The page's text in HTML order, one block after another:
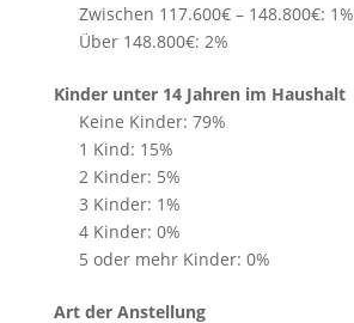
Zwischen 117.600€ – 148.800€: 1%
Über 148.800€: 2%
Kinder unter 14 Jahren im Haushalt
Keine Kinder: 79%
1 Kind: 15%
2 Kinder: 5%
3 Kinder: 1%
4 Kinder: 0%
5 oder mehr Kinder: 0%
Art der Anstellung